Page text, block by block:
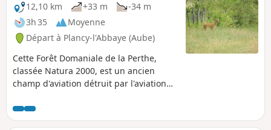
12,10 km
+33 m
-34 m
3h 35
Moyenne
Départ à Plancy-l'Abbaye (Aube)
Cette Forêt Domaniale de la Perthe,
classée Natura 2000, est un ancien
champ d'aviation détruit par l'aviation
ruine, ce lieu a été cédé au domaine.